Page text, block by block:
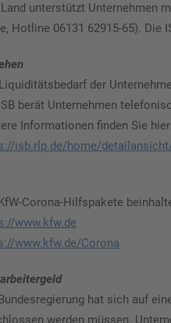
unterstützt Unternehmen
Hotline 06131 62915-65). Die
der
berät Unternehmen
Informationen finden Sie
isb.rlp.de/home/
Corona-Hilfspakete
www.kfw.de
www.kfw.de/Corona
hat sich auf
werden müssen.